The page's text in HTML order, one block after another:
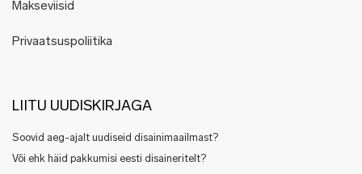
Makseviisid
Privaatsuspoliitika
LIITU UUDISKIRJAGA
Soovid aeg-ajalt uudiseid disainimaailmast?
Või ehk häid pakkumisi eesti disaineritelt?